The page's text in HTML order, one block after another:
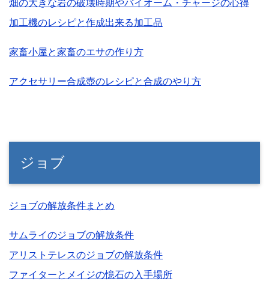
畑の大きな岩の破壊時期やバイオーム・チャージの心得
加工機のレシピと作成出来る加工品
家畜小屋と家畜のエサの作り方
アクセサリー合成壺のレシピと合成のやり方
ジョブ
ジョブの解放条件まとめ
サムライのジョブの解放条件
アリストテレスのジョブの解放条件
ファイターとメイジの憶石の入手場所